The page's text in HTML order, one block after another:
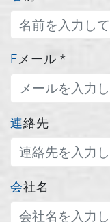
Eメール *
連絡先
会社名